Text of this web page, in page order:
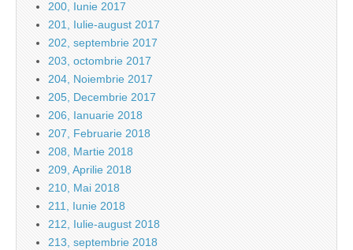
200, Iunie 2017
201, Iulie-august 2017
202, septembrie 2017
203, octombrie 2017
204, Noiembrie 2017
205, Decembrie 2017
206, Ianuarie 2018
207, Februarie 2018
208, Martie 2018
209, Aprilie 2018
210, Mai 2018
211, Iunie 2018
212, Iulie-august 2018
213, septembrie 2018